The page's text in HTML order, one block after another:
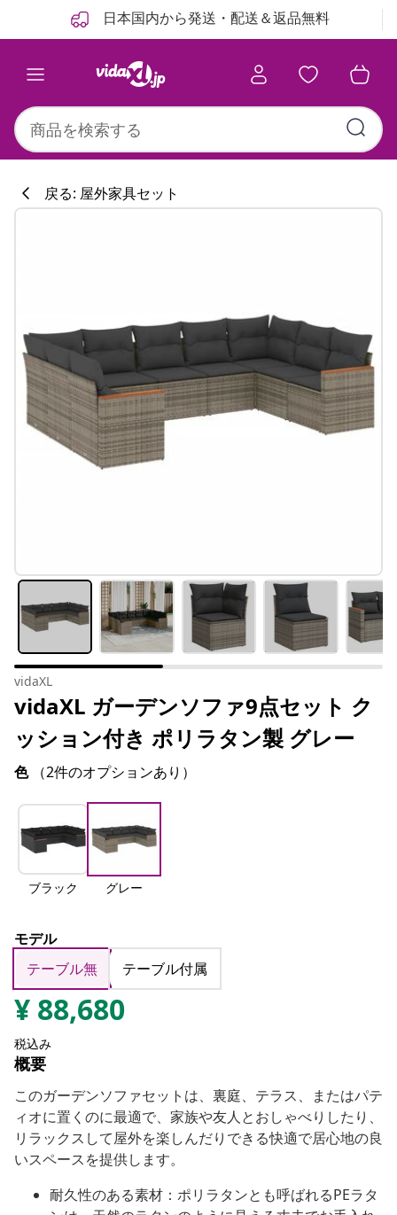
日本国内から発送・配送＆返品無料
戻る: 屋外家具セット
vidaXL
vidaXL ガーデンソファ9点セット ク
ッション付き ポリラタン製 グレー
色 （2件のオプションあり）
ブラック グレー
モデル
テーブル無
テーブル付属
¥ 88,680
税込み
概要
このガーデンソファセットは、裏庭、テラス、またはパテ
ィオに置くのに最適で、家族や友人とおしゃべりしたり、
リラックスして屋外を楽しんだりできる快適で居心地の良
いスペースを提供します。
耐久性のある素材：ポリラタンとも呼ばれるPEラタ